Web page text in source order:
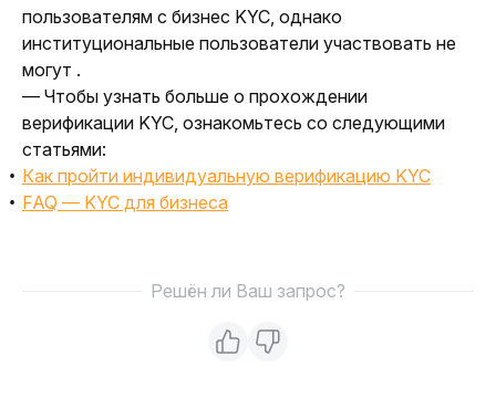
пользователям с бизнес KYC, однако
институциональные пользователи участвовать не
могут .
— Чтобы узнать больше о прохождении
верификации KYC, ознакомьтесь со следующими
статьями:
Как пройти индивидуальную верификацию KYC
FAQ — KYC для бизнеса
Решён ли Ваш запрос?